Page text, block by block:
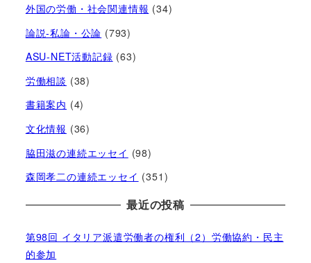
外国の労働・社会関連情報 (34)
論説-私論・公論 (793)
ASU-NET活動記録 (63)
労働相談 (38)
書籍案内 (4)
文化情報 (36)
脇田滋の連続エッセイ (98)
森岡孝二の連続エッセイ (351)
最近の投稿
第98回 イタリア派遣労働者の権利（2）労働協約・民主
的参加